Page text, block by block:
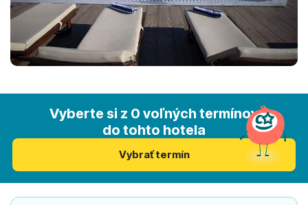
Vyberte si z 0 voľných termínov
do tohto hotela
Vybrať termín